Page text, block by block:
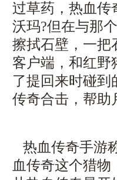
过草药，热血传
沃玛?但在与那
擦拭石壁，一把
客户端，和红
了提回来时碰到
传奇合击，帮助
热血传奇手游
血传奇这个猎